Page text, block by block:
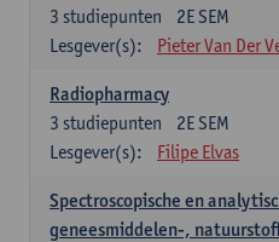
2E SEM
3 studiepunten
Lesgever(s):
Pieter Van Der
Radiopharmacy
2E SEM
3 studiepunten
Lesgever(s):
Filipe Elvas
Spectroscopische en
geneesmiddelen-,